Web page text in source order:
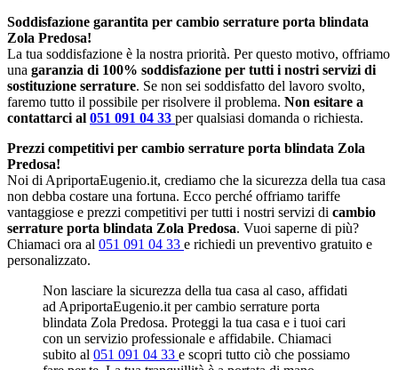
Soddisfazione garantita per cambio serrature porta blindata
Zola Predosa!
La tua soddisfazione è la nostra priorità. Per questo motivo, offriamo
una garanzia di 100% soddisfazione per tutti i nostri servizi di
sostituzione serrature. Se non sei soddisfatto del lavoro svolto,
faremo tutto il possibile per risolvere il problema. Non esitare a
contattarci al 051 091 04 33 per qualsiasi domanda o richiesta.
Prezzi competitivi per cambio serrature porta blindata Zola
Predosa!
Noi di ApriportaEugenio.it, crediamo che la sicurezza della tua casa
non debba costare una fortuna. Ecco perché offriamo tariffe
vantaggiose e prezzi competitivi per tutti i nostri servizi di cambio
serrature porta blindata Zola Predosa. Vuoi saperne di più?
Chiamaci ora al 051 091 04 33 e richiedi un preventivo gratuito e
personalizzato.
Non lasciare la sicurezza della tua casa al caso, affidati
ad ApriportaEugenio.it per cambio serrature porta
blindata Zola Predosa. Proteggi la tua casa e i tuoi cari
con un servizio professionale e affidabile. Chiamaci
subito al 051 091 04 33 e scopri tutto ciò che possiamo